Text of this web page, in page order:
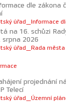
dle zákona
úřad_Informace
na 16. schůzi
srpna 2026
úřad_Rada města
projednání
Telecí
úřad_Územní